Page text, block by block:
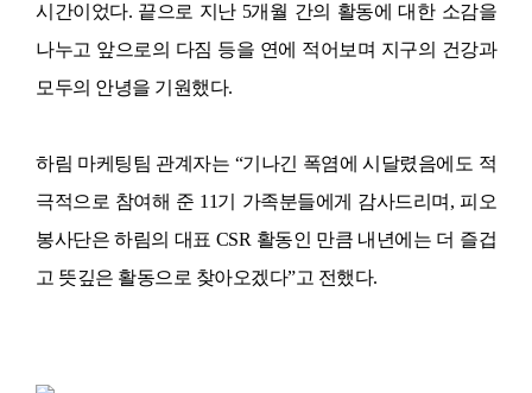
시간이었다. 끝으로 지난 5개월 간의 활동에 대한 소감을
나누고 앞으로의 다짐 등을 연에 적어보며 지구의 건강과
모두의 안녕을 기원했다.
하림 마케팅팀 관계자는 “기나긴 폭염에 시달렸음에도 적
극적으로 참여해 준 11기 가족분들에게 감사드리며 , 피오
봉사단은 하림의 대표 CSR 활동인 만큼 내년에는 더 즐겁
고 뜻깊은 활동으로 찾아오겠다”고 전했다.